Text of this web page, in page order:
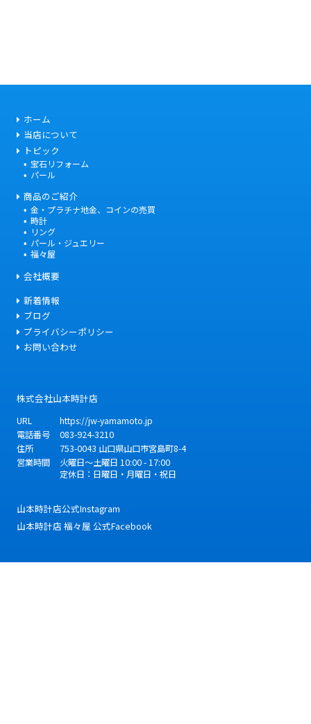
ホーム
当店について
トピック
宝石リフォーム
パール
商品のご紹介
金・プラチナ地金、コインの売買
時計
リング
パール・ジュエリー
福々屋
会社概要
新着情報
ブログ
プライバシーポリシー
お問い合わせ
株式会社山本時計店
URL
https://jw-yamamoto.jp
電話番号
083-924-3210
住所
753-0043 山口県山口市宮島町8-4
営業時間
火曜日～土曜日 10:00 - 17:00
定休日：日曜日・月曜日・祝日
山本時計店公式Instagram
山本時計店 福々屋 公式Facebook